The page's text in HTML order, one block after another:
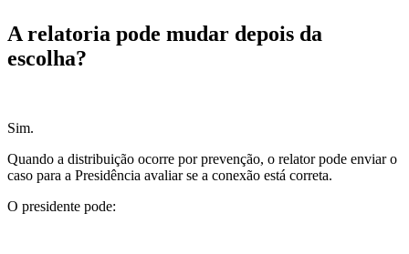
A relatoria pode mudar depois da
escolha?
Sim.
Quando a distribuição ocorre por prevenção, o relator pode enviar o
caso para a Presidência avaliar se a conexão está correta.
O presidente pode: